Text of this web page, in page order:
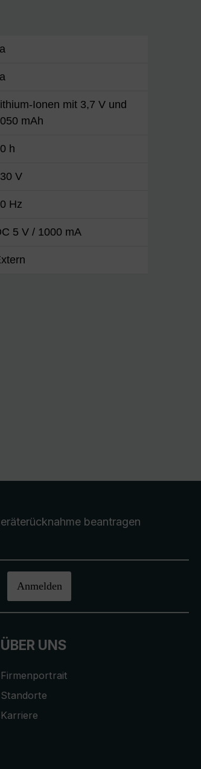
Ionen mit 3,7 V und
mAh
h
V
Hz
5 V / 1000 mA
beantragen
Anmelden
ÜBER UNS
Firmenportrait
Standorte
Karriere